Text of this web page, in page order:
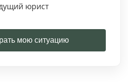
юрист
мою ситуацию